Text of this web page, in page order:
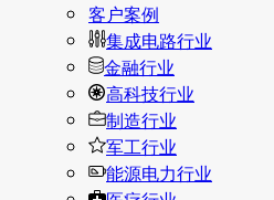
客户案例
集成电路行业
金融行业
高科技行业
制造行业
军工行业
能源电力行业